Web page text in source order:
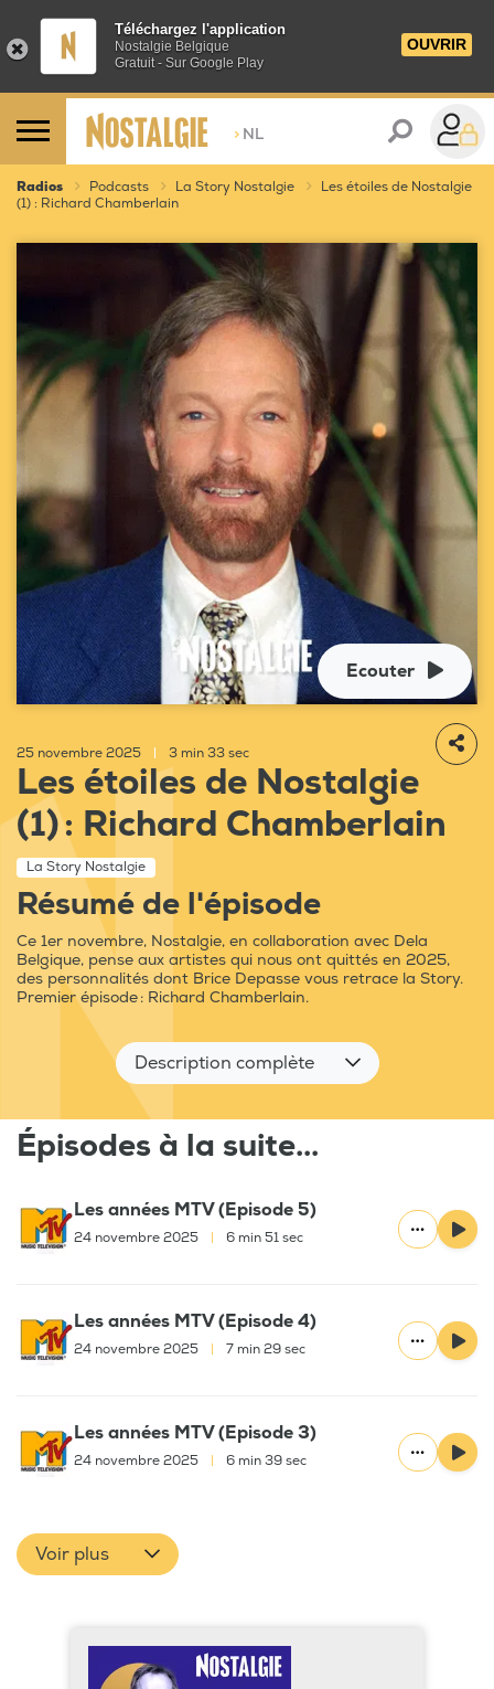
Téléchargez l'application
Nostalgie Belgique
Gratuit - Sur Google Play
OUVRIR
> NL
Radios Podcasts La Story Nostalgie
Les étoiles de Nostalgie
(1) : Richard Chamberlain
Ecouter
25 novembre 2025 3 min 33 sec
Les étoiles de Nostalgie
(1) : Richard Chamberlain
La Story Nostalgie
Résumé de l'épisode
Ce 1er novembre, Nostalgie, en collaboration avec Dela
Belgique, pense aux artistes qui nous ont quittés en 2025,
des personnalités dont Brice Depasse vous retrace la Story.
Premier épisode : Richard Chamberlain.
Description complète
Épisodes à la suite...
Les années MTV (Episode 5)
24 novembre 2025 6 min 51 sec
Les années MTV (Episode 4)
24 novembre 2025 7 min 29 sec
Les années MTV (Episode 3)
24 novembre 2025 6 min 39 sec
Voir plus